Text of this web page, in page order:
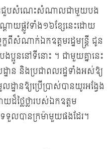
ានជួបសំណេះសំណាលជាមួយបង
ោយផ្លូវទាំង១៦ខ្សែនេះដោយ
ខពីសំណាក់ឯកឧត្តមរដ្ឋមន្ត្រី ជូន
ននៅទីនោះ ។ ជាមួយគ្នានេះ
ដ្ឋាន និងប្រជាពលរដ្ឋទាំងអស់ឱ្យ
ឋានឱ្យប្រើប្រាស់បានយូរអង្វែង
ថ្លៃថ្លារបស់ឯកឧត្តម
ទទួលបានក្រម៉ាមួយផងដែរ។